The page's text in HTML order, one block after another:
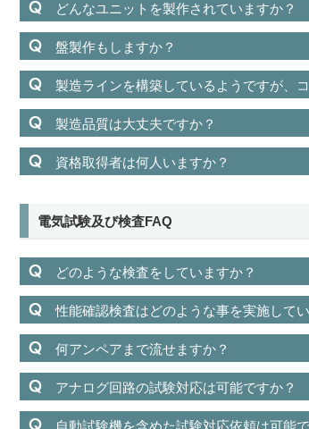
どんなユニットを製作されていますか？
盤製作もしますか？
製造ラインを構築しているようですが、
製造品質は大丈夫ですか？
資格取得者は何人いますか？
電気試験及び検査FAQ
どのような検査をしていますか？
性能確認検査はどのような事を実施して
何アンペアまで流せますか？
アナログ回路の試験対応は可能ですか？
自動試験機を含めた試験対応依頼は可能